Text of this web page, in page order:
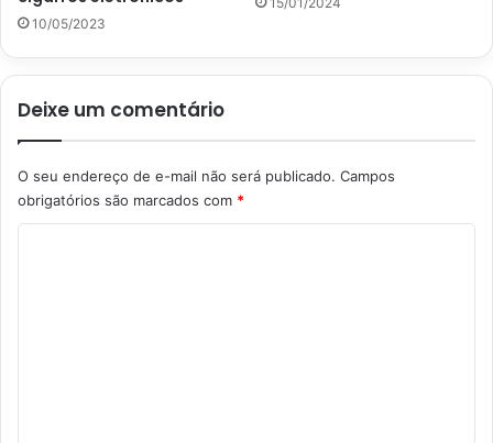
10/05/2023
Deixe um comentário
O seu endereço de e-mail não será publicado. Campos
obrigatórios são marcados com *